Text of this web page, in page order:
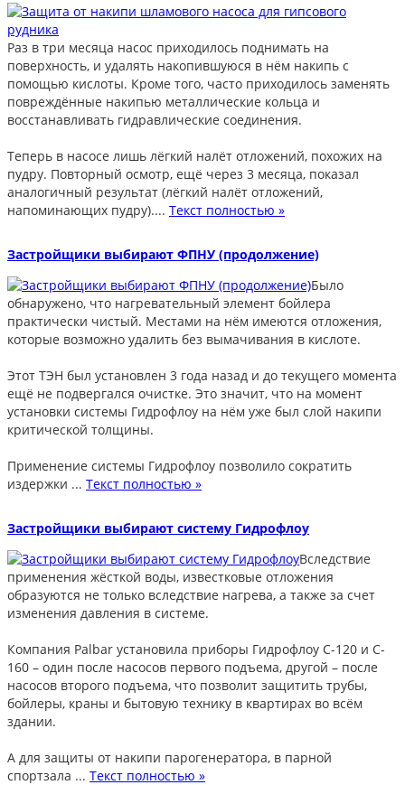
Раз в три месяца насос приходилось поднимать на
поверхность, и удалять накопившуюся в нём накипь с
помощью кислоты. Кроме того, часто приходилось заменять
повреждённые накипью металлические кольца и
восстанавливать гидравлические соединения.
Теперь в насосе лишь лёгкий налёт отложений, похожих на
пудру. Повторный осмотр, ещё через 3 месяца, показал
аналогичный результат (лёгкий налёт отложений,
напоминающих пудру).... Текст полностью »
Застройщики выбирают ФПНУ (продолжение)
Было
обнаружено, что нагревательный элемент бойлера
практически чистый. Местами на нём имеются отложения,
которые возможно удалить без вымачивания в кислоте.
Этот ТЭН был установлен 3 года назад и до текущего момента
ещё не подвергался очистке. Это значит, что на момент
установки системы Гидрофлоу на нём уже был слой накипи
критической толщины.
Применение системы Гидрофлоу позволило сократить
издержки ... Текст полностью »
Застройщики выбирают систему Гидрофлоу
Вследствие
применения жёсткой воды, известковые отложения
образуются не только вследствие нагрева, а также за счет
изменения давления в системе.
Компания Palbar установила приборы Гидрофлоу C-120 и C-
160 – один после насосов первого подъема, другой – после
насосов второго подъема, что позволит защитить трубы,
бойлеры, краны и бытовую технику в квартирах во всём
здании.
А для защиты от накипи парогенератора, в парной
спортзала ... Текст полностью »